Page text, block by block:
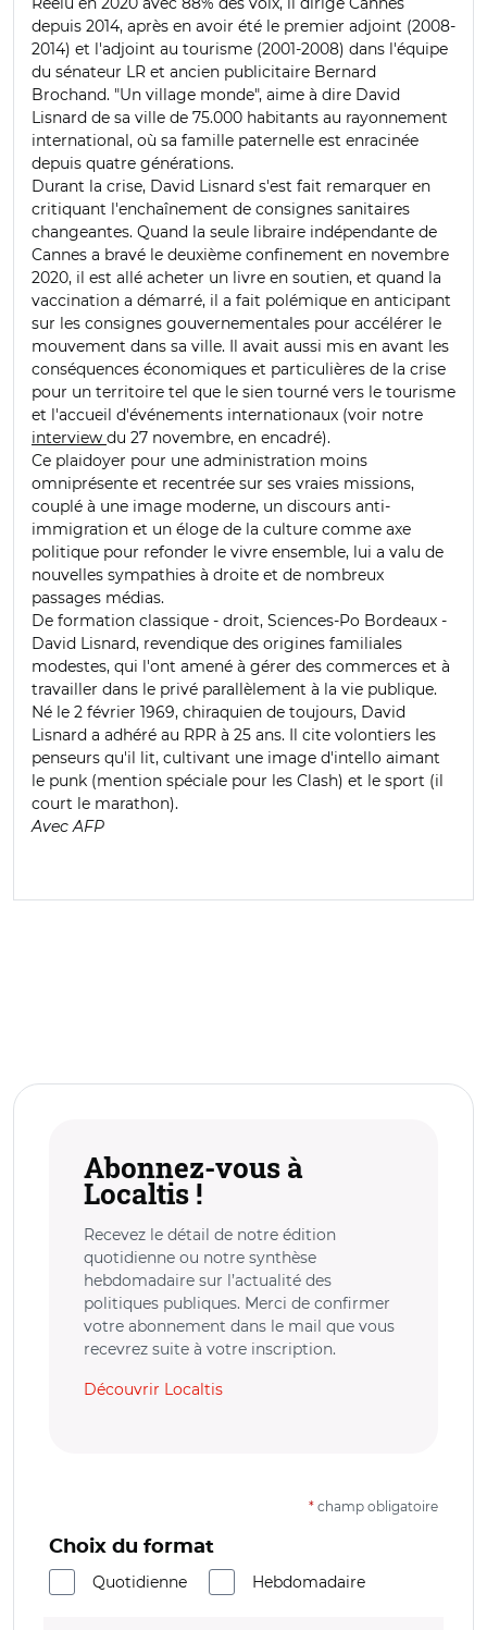
depuis 2014, après en avoir été le premier adjoint (2008-
2014) et l'adjoint au tourisme (2001-2008) dans l'équipe
du sénateur LR et ancien publicitaire Bernard
Brochand. "Un village monde", aime à dire David
Lisnard de sa ville de 75.000 habitants au rayonnement
international, où sa famille paternelle est enracinée
depuis quatre générations.
Durant la crise, David Lisnard s'est fait remarquer en
critiquant l'enchaînement de consignes sanitaires
changeantes. Quand la seule libraire indépendante de
Cannes a bravé le deuxième confinement en novembre
2020, il est allé acheter un livre en soutien, et quand la
vaccination a démarré, il a fait polémique en anticipant
sur les consignes gouvernementales pour accélérer le
mouvement dans sa ville. Il avait aussi mis en avant les
conséquences économiques et particulières de la crise
pour un territoire tel que le sien tourné vers le tourisme
et l'accueil d'événements internationaux (voir notre
interview du 27 novembre, en encadré).
Ce plaidoyer pour une administration moins
omniprésente et recentrée sur ses vraies missions,
couplé à une image moderne, un discours anti-
immigration et un éloge de la culture comme axe
politique pour refonder le vivre ensemble, lui a valu de
nouvelles sympathies à droite et de nombreux
passages médias.
De formation classique - droit, Sciences-Po Bordeaux -
David Lisnard, revendique des origines familiales
modestes, qui l'ont amené à gérer des commerces et à
travailler dans le privé parallèlement à la vie publique.
Né le 2 février 1969, chiraquien de toujours, David
Lisnard a adhéré au RPR à 25 ans. Il cite volontiers les
penseurs qu'il lit, cultivant une image d'intello aimant
le punk (mention spéciale pour les Clash) et le sport (il
court le marathon).
Avec AFP
Abonnez-vous à
Localtis !
Recevez le détail de notre édition
quotidienne ou notre synthèse
hebdomadaire sur l’actualité des
politiques publiques. Merci de confirmer
votre abonnement dans le mail que vous
recevrez suite à votre inscription.
Découvrir Localtis
* champ obligatoire
Choix du format
Quotidienne
Hebdomadaire